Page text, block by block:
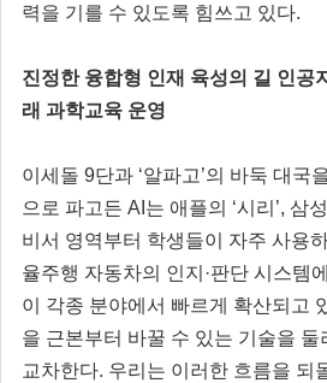
력을 기를 수 있도록 힘쓰고 있다.
진정한 융합형 인재 육성의 길 인공
래 과학교육 운영
이세돌 9단과 ‘알파고’의 바둑 대국
으로 파고든 AI는 애플의 ‘시리’, 삼
비서 영역부터 학생들이 자주 사용
율주행 자동차의 인지·판단 시스템
이 각종 분야에서 빠르게 확산되고
을 근본부터 바꿀 수 있는 기술을 둘
교차한다. 우리는 이러한 흐름을 되